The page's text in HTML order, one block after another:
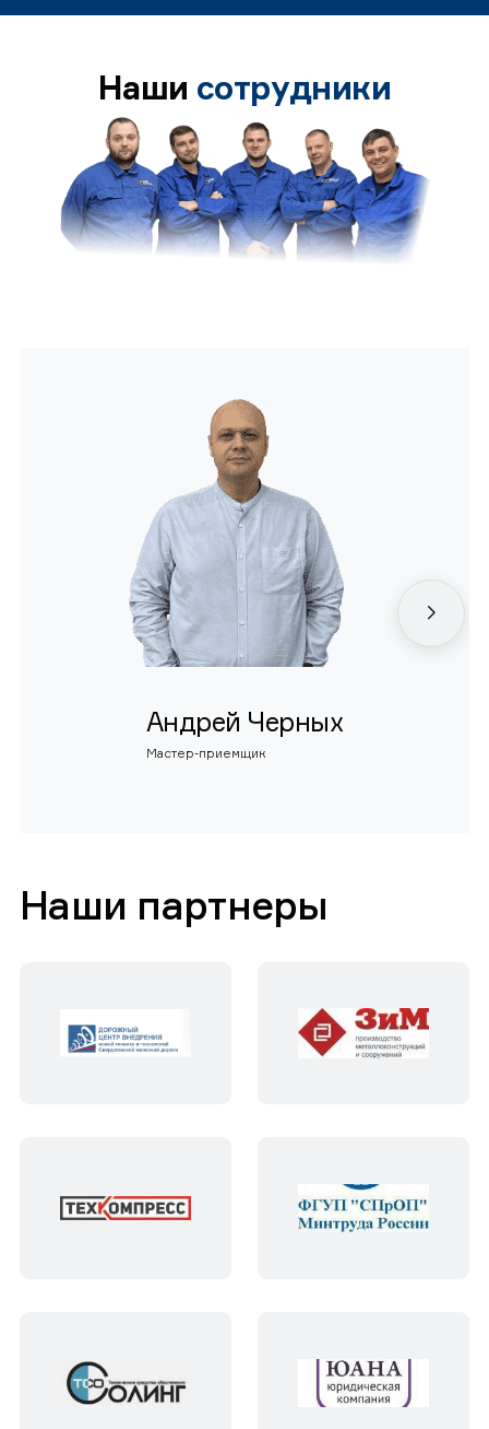
Наши сотрудники
Андрей Черных
Мастер-приемщик
Наши партнеры